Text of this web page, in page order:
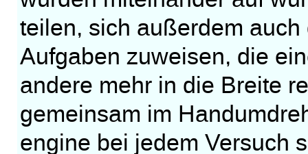
teilen, sich außerdem
Aufgaben zuweisen, die
andere mehr in die Breite
gemeinsam im
engine bei jedem Versuch